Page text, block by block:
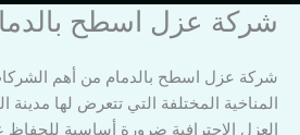
شركة عزل اسطح
شركة عزل اسطح بالدمام من أهم
المناخية المختلفة التي تتعرض لها
العزل الاحترافية ضرورة أساسية للحفاظ